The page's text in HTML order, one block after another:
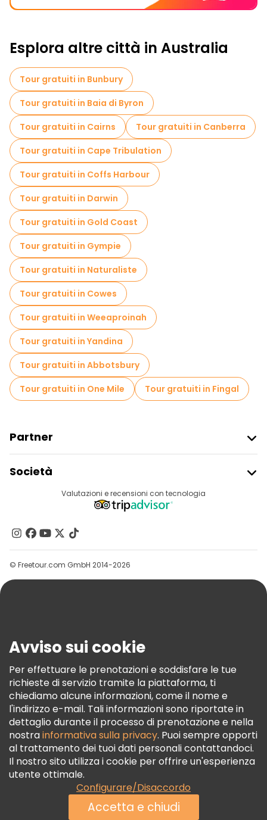
Esplora altre città in Australia
Tour gratuiti in Bunbury
Tour gratuiti in Baia di Byron
Tour gratuiti in Cairns
Tour gratuiti in Canberra
Tour gratuiti in Cape Tribulation
Tour gratuiti in Coffs Harbour
Tour gratuiti in Darwin
Tour gratuiti in Gold Coast
Tour gratuiti in Gympie
Tour gratuiti in Naturaliste
Tour gratuiti in Cowes
Tour gratuiti in Weeaproinah
Tour gratuiti in Yandina
Tour gratuiti in Abbotsbury
Tour gratuiti in One Mile
Tour gratuiti in Fingal
Partner
Accesso Del Fornitore
Programma Di Affiliazione
Società
Destinazioni
Contattaci
Gruppi
Aiuto
Termini E Condizioni
Informativa Sui Cookie
Freetour Premi
Programma Di Fidelizzazione
Valutazioni e recensioni con tecnologia
© Freetour.com GmbH 2014-2026
Avviso sui cookie
Per effettuare le prenotazioni e soddisfare le tue
richieste di servizio tramite la piattaforma, ti
chiediamo alcune informazioni, come il nome e
l'indirizzo e-mail. Tali informazioni sono riportate in
dettaglio durante il processo di prenotazione e nella
nostrainformativa sulla privacy. Puoi sempre opporti
al trattamento dei tuoi dati personali contattandoci.
Il nostro sito utilizza i cookie per offrire un'esperienza
utente ottimale.
Configurare/Disaccordo
Accetta e chiudi